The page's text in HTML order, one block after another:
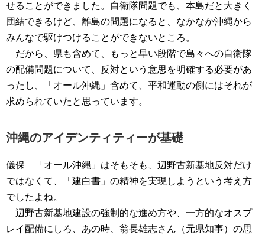
せることができました。自衛隊問題でも、本島だと大きく
団結できるけど、離島の問題になると、なかなか沖縄から
みんなで駆けつけることができないところ。
だから、県も含めて、もっと早い段階で島々への自衛隊
の配備問題について、反対という意思を明確する必要があ
ったし、「オール沖縄」含めて、平和運動の側にはそれが
求められていたと思っています。
沖縄のアイデンティティーが基礎
儀保 「オール沖縄」はそもそも、辺野古新基地反対だけ
ではなくて、「建白書」の精神を実現しようという考え方
でしたよね。
辺野古新基地建設の強制的な進め方や、一方的なオスプ
レイ配備にしろ、あの時、翁長雄志さん（元県知事）の思